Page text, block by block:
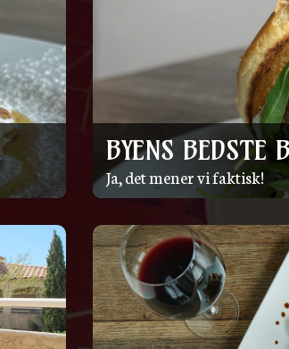
BYENS BEDSTE
Ja, det mener vi faktisk!